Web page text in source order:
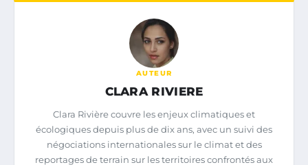
AUTEUR
CLARA RIVIERE
Clara Rivière couvre les enjeux climatiques et
écologiques depuis plus de dix ans, avec un suivi des
négociations internationales sur le climat et des
reportages de terrain sur les territoires confrontés aux